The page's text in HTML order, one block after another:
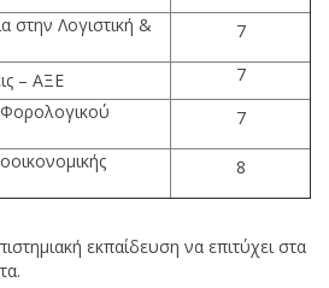
στην Λογιστική &
7
– ΑΞΕ
7
Φορολογικού
7
8
εκπαίδευση να επιτύχει στα